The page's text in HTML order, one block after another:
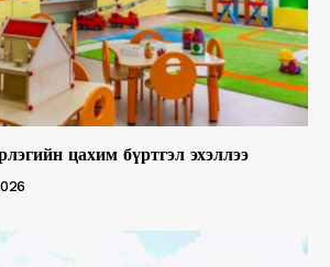
цахим бүртгэл эхэллээ